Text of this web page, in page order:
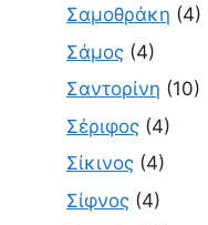
Σαμοθράκη (4)
Σάμος (4)
Σαντορίνη (10)
Σέριφος (4)
Σίκινος (4)
Σίφνος (4)